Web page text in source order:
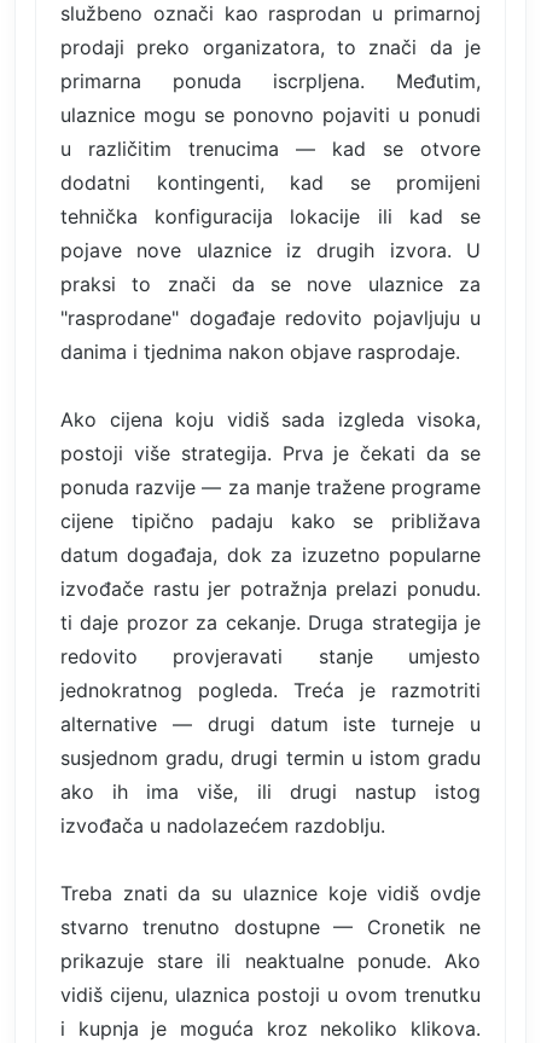
službeno označi kao rasprodan u primarnoj
prodaji preko organizatora, to znači da je
primarna ponuda iscrpljena. Međutim,
ulaznice mogu se ponovno pojaviti u ponudi
u različitim trenucima — kad se otvore
dodatni kontingenti, kad se promijeni
tehnička konfiguracija lokacije ili kad se
pojave nove ulaznice iz drugih izvora. U
praksi to znači da se nove ulaznice za
"rasprodane" događaje redovito pojavljuju u
danima i tjednima nakon objave rasprodaje.
Ako cijena koju vidiš sada izgleda visoka,
postoji više strategija. Prva je čekati da se
ponuda razvije — za manje tražene programe
cijene tipično padaju kako se približava
datum događaja, dok za izuzetno popularne
izvođače rastu jer potražnja prelazi ponudu.
ti daje prozor za cekanje. Druga strategija je
redovito provjeravati stanje umjesto
jednokratnog pogleda. Treća je razmotriti
alternative — drugi datum iste turneje u
susjednom gradu, drugi termin u istom gradu
ako ih ima više, ili drugi nastup istog
izvođača u nadolazećem razdoblju.
Treba znati da su ulaznice koje vidiš ovdje
stvarno trenutno dostupne — Cronetik ne
prikazuje stare ili neaktualne ponude. Ako
vidiš cijenu, ulaznica postoji u ovom trenutku
i kupnja je moguća kroz nekoliko klikova.